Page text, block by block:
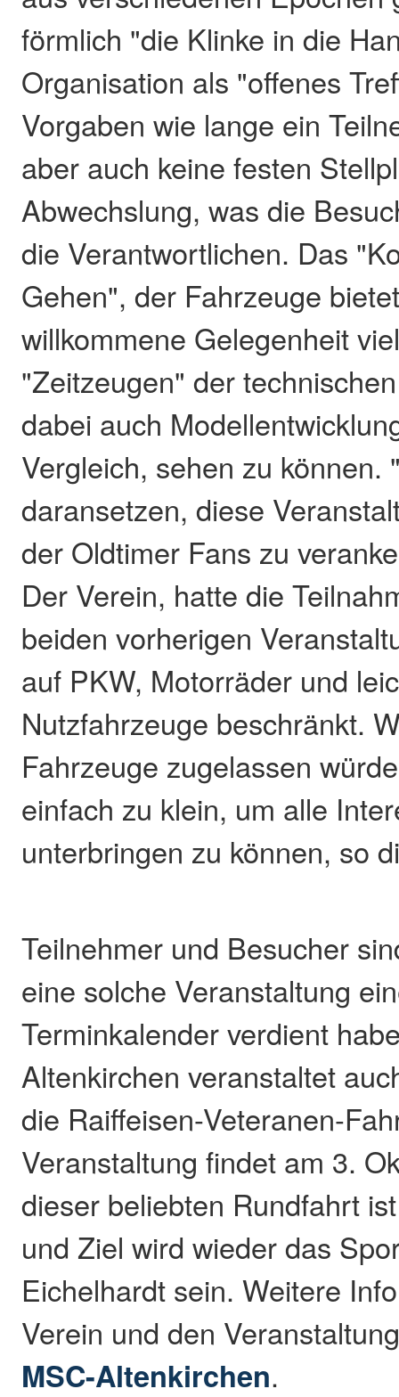
förmlich "die Klinke in die
Organisation als "offenes
Vorgaben wie lange ein
aber auch keine festen
Abwechslung, was die
die Verantwortlichen. Das
Gehen", der Fahrzeuge
willkommene Gelegenheit
"Zeitzeugen" der
dabei auch
Vergleich, sehen zu können.
daransetzen, diese
der Oldtimer Fans zu
Der Verein, hatte die
beiden vorherigen
auf PKW, Motorräder und
Nutzfahrzeuge beschränkt.
Fahrzeuge zugelassen
einfach zu klein, um alle
unterbringen zu können, so
Teilnehmer und Besucher
eine solche Veranstaltung
Terminkalender verdient
Altenkirchen veranstaltet
die Raiffeisen-Veteranen-
Veranstaltung findet am 3.
dieser beliebten Rundfahrt
und Ziel wird wieder das
Eichelhardt sein. Weitere
Verein und den
MSC-Altenkirchen.